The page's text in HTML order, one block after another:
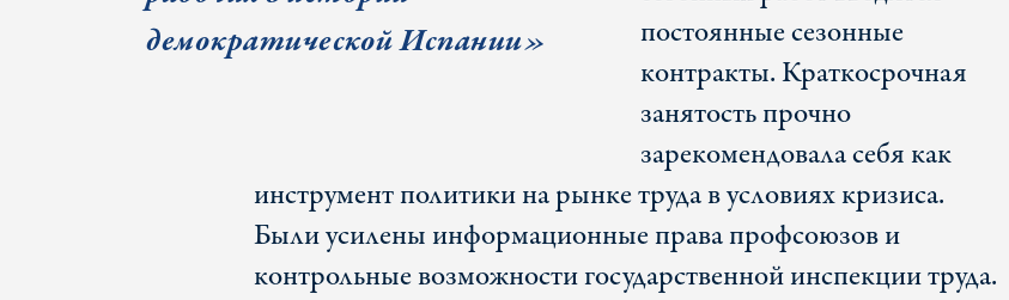
демократической Испании»
постоянные сезонные
контракты. Краткосрочная
занятость прочно
зарекомендовала себя как
инструмент политики на рынке труда в условиях кризиса.
Были усилены информационные права профсоюзов и
контрольные возможности государственной инспекции труда.